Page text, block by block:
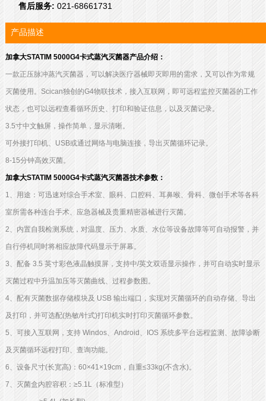
售后服务: 021-68661731
产品描述
加拿大STATIM 5000G4卡式蒸汽灭菌器产品介绍：
一款正压脉冲蒸汽灭菌器，可以解决医疗器械即灭即用的需求，又可以作为常规
灭菌使用。Scican独创的G4物联技术，接入互联网，即可远程监控灭菌器的工作
状态，也可以远程查看循环历史、打印和验证信息，以及灭菌记录。
3.5寸中文触屏，操作简单，显示清晰。
可外接打印机、USB或通过网络与电脑连接，导出灭菌循环记录。
8-15分钟高效灭菌。
加拿大STATIM 5000G4卡式蒸汽灭菌器技术参数：
1、用途：可迅速对综合手术室、眼科、口腔科、耳鼻喉、骨科、微创手术等各科
室所需各种连台手术、应急器械及贵重精密器械进行灭菌。
2、内置自我检测系统，对温度、压力、水质、水位等设备故障等可自动报警，并
自行停机同时将相应故障代码显示于屏幕。
3、配备 3.5 英寸彩色液晶触摸屏，支持中/英文双语显示操作，并可自动实时显示
灭菌过程中升温加压等灭菌曲线、过程参数图。
4、配有灭菌数据存储模块及 USB 输出端口，实现对灭菌循环的自动存储、导出
及打印，并可选配(热敏/针式)打印机实时打印灭菌循环参数。
5、可接入互联网，支持 Windos、Android、IOS 系统多平台远程监测、故障诊断
及灭菌循环远程打印、查询功能。
6、设备尺寸(长宽高)：60×41×19cm，自重≤33kg(不含水)。
7、灭菌盒内腔容积：≥5.1L（标准型）